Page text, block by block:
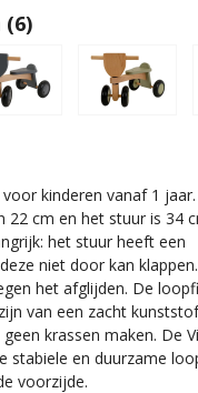
(6)
kinderen vanaf 1
22 cm en het stuur is 34
het stuur heeft een
niet door kan
het afglijden. De
van een zacht
krassen maken. De
stabiele en duurzame
voorzijde.